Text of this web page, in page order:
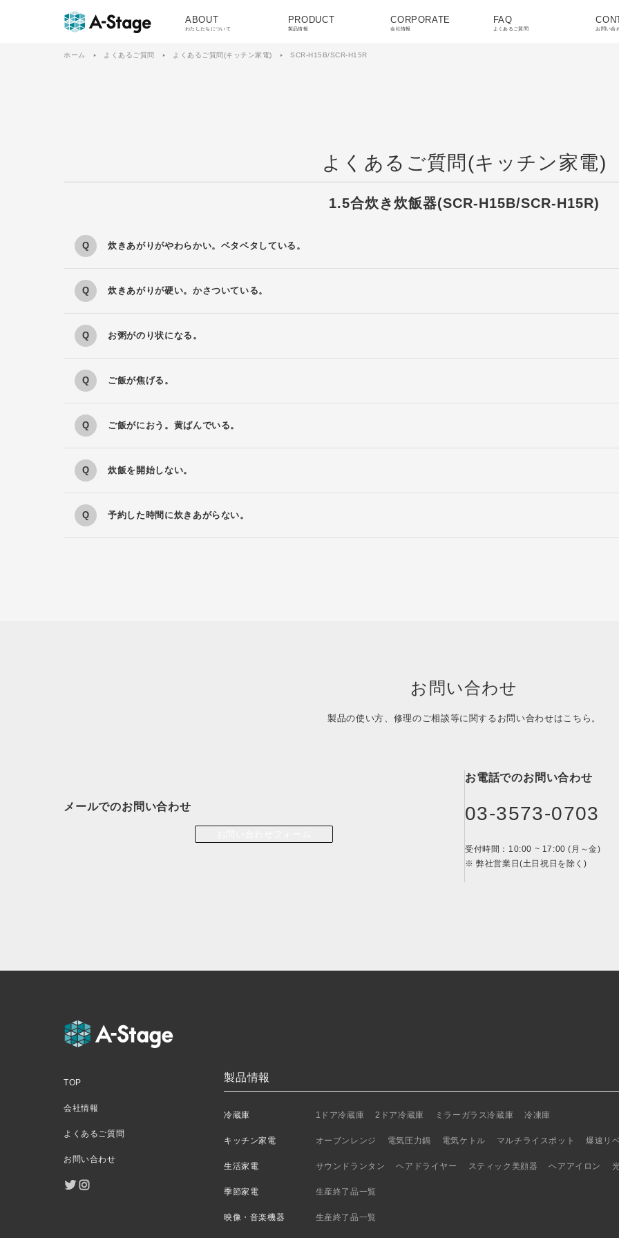
ABOUT
わたしたちについて
PRODUCT
製品情報
CORPORATE
会社情報
FAQ
よくあるご質問 お問い合
ホーム よくあるご質問 よくあるご質問(キッチン家電) SCR-H15B/SCR-H15R
よくあるご質問(キッチン家電)
1.5合炊き炊飯器(SCR-H15B/SCR-H15R)
炊きあがりがやわらかい。ベタベタしている。
炊きあがりが硬い。かさついている。
お粥がのり状になる。
ご飯が焦げる。
ご飯がにおう。黄ばんでいる。
炊飯を開始しない。
予約した時間に炊きあがらない。
お問い合わせ
製品の使い方、修理のご相談等に関する お問い合わせはこちら。
メールでのお問い合わせ
お電話でのお問い合わせ
03-3573-0703
受付時間：10:00 ~ 17:00 (月～金)
※ 弊社営業日(土日祝日を除く)
TOP
会社情報
よくあるご質問
お問い合わせ
製品情報
冷蔵庫 1ドア冷蔵庫 2ドア冷蔵庫 ミラーガラス冷蔵庫 冷凍庫
キッチン家電 オーブンレンジ 電気圧力鍋 電気ケトル マルチライスポット 爆速リ
生活家電 サウンドランタン ヘアドライヤー スティック美顔器 ヘアアイロン
季節家電 生産終了品一覧
映像・音楽機器 生産終了品一覧